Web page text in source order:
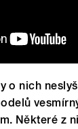
o nich
Některé z